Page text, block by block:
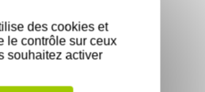
réduite JAYA®
des cookies et
le contrôle sur ceux
souhaitez activer